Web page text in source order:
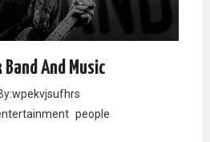
And Music
wpekvjsufhrs
people